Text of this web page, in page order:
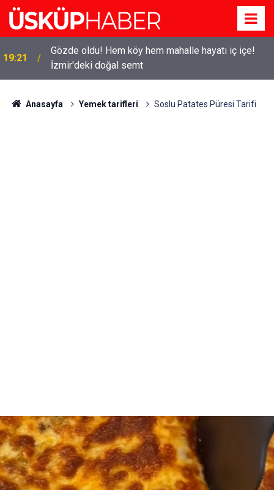
19:21
Gözde oldu! Hem köy hem mahalle hayatı iç içe!
İzmir'deki doğal semt
Anasayfa Yemek tarifleri Soslu Patates Püresi Tarifi